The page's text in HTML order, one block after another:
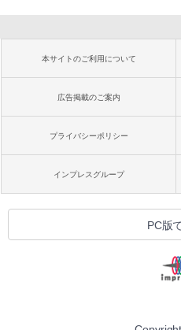
本サイトのご利用について
広告掲載のご案内
プライバシーポリシー
インプレスグループ
PC版